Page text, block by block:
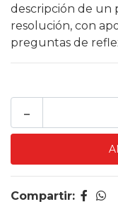
descripción de un
resolución, con
preguntas de
-
Compartir: